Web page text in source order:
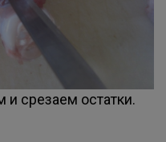
срезаем остатки.